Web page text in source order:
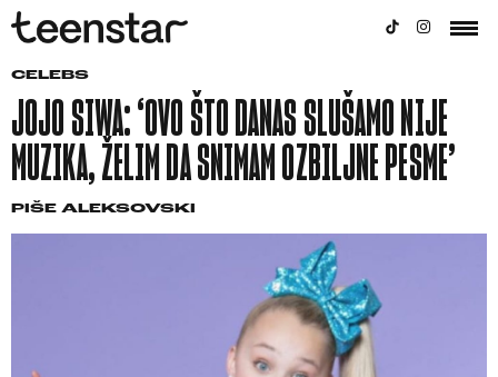
CELEBS
JOJO SIWA: ‘OVO ŠTO DANAS SLUŠAMO NIJE
MUZIKA, ŽELIM DA SNIMAM OZBILJNE PESME’
PIŠE ALEKSOVSKI